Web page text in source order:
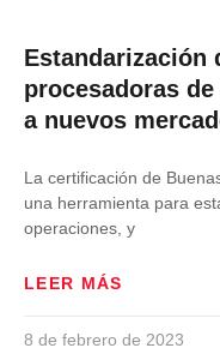
Estandarización
procesadoras
a nuevos
La certificación de
una herramienta para
operaciones, y
LEER MÁS
8 de febrero de 2023